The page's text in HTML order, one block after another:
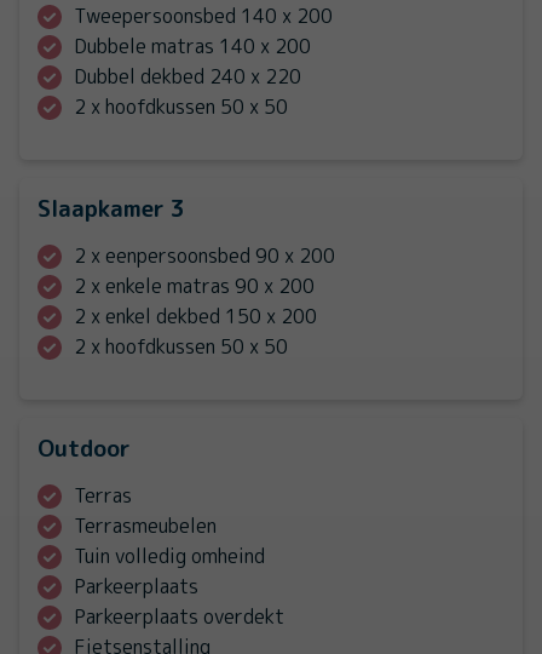
Tweepersoonsbed 140 x 200
Dubbele matras 140 x 200
Dubbel dekbed 240 x 220
2 x hoofdkussen 50 x 50
Slaapkamer 3
2 x eenpersoonsbed 90 x 200
2 x enkele matras 90 x 200
2 x enkel dekbed 150 x 200
2 x hoofdkussen 50 x 50
Outdoor
Terras
Terrasmeubelen
Tuin volledig omheind
Parkeerplaats
Parkeerplaats overdekt
Fietsenstalling